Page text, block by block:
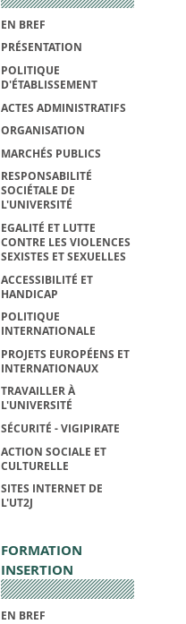
EN BREF
PRÉSENTATION
POLITIQUE
D'ÉTABLISSEMENT
ACTES ADMINISTRATIFS
ORGANISATION
MARCHÉS PUBLICS
RESPONSABILITÉ
SOCIÉTALE DE
L'UNIVERSITÉ
EGALITÉ ET LUTTE
CONTRE LES VIOLENCES
SEXISTES ET SEXUELLES
ACCESSIBILITÉ ET
HANDICAP
POLITIQUE
INTERNATIONALE
PROJETS EUROPÉENS ET
INTERNATIONAUX
TRAVAILLER À
L'UNIVERSITÉ
SÉCURITÉ - VIGIPIRATE
ACTION SOCIALE ET
CULTURELLE
SITES INTERNET DE
L'UT2J
FORMATION
INSERTION
EN BREF